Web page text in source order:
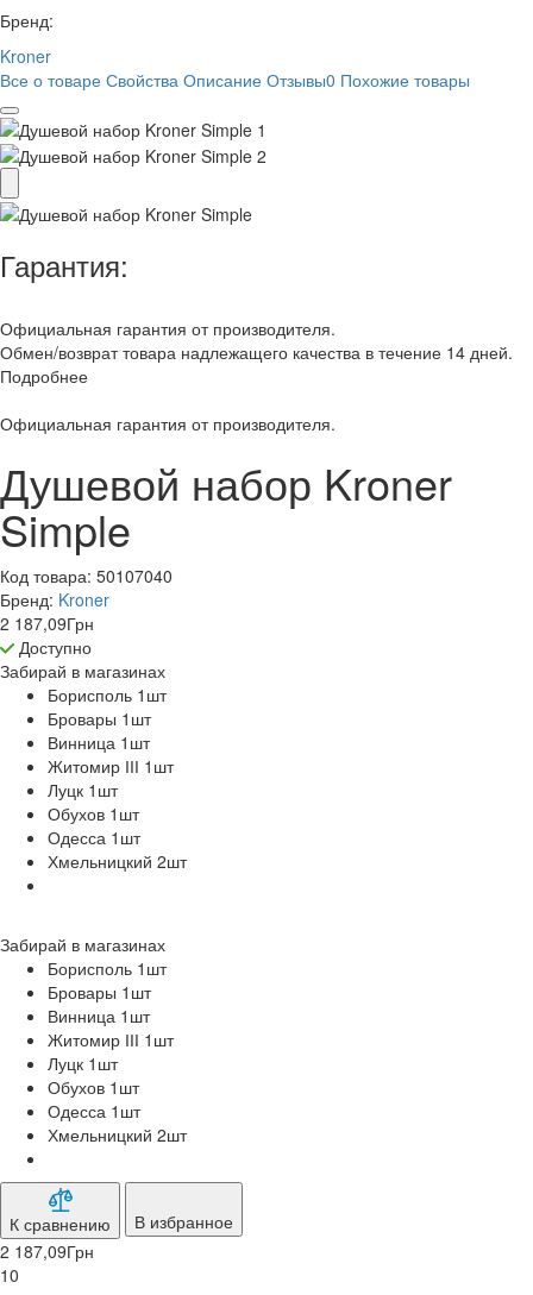
Бренд:
Kroner
Все о товаре Свойства Описание Отзывы0 Похожие товары
Гарантия:
Официальная гарантия от производителя.
Обмен/возврат товара надлежащего качества в течение 14 дней.
Подробнее
Официальная гарантия от производителя.
Душевой набор Kroner
Simple
Код товара: 50107040
Бренд: Kroner
2 187,09Грн
Доступно
Забирай в магазинах
Борисполь 1 шт
Бровары 1 шт
Винница 1 шт
Житомир ІІІ 1 шт
Луцк 1 шт
Обухов 1 шт
Одесса 1 шт
Хмельницкий 2шт
Забирай в магазинах
Борисполь 1 шт
Бровары 1 шт
Винница 1 шт
Житомир ІІІ 1 шт
Луцк 1 шт
Обухов 1 шт
Одесса 1 шт
Хмельницкий 2шт
К сравнению
В избранное
2 187,09Грн
10